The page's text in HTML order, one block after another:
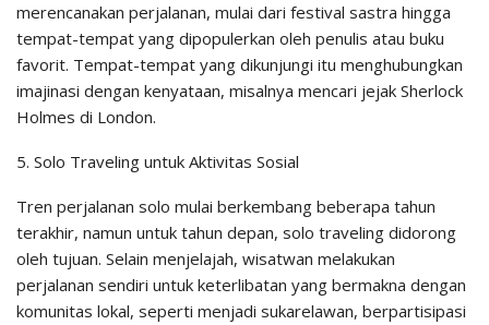
merencanakan perjalanan, mulai dari festival sastra hingga
tempat-tempat yang dipopulerkan oleh penulis atau buku
favorit. Tempat-tempat yang dikunjungi itu menghubungkan
imajinasi dengan kenyataan, misalnya mencari jejak Sherlock
Holmes di London.
5. Solo Traveling untuk Aktivitas Sosial
Tren perjalanan solo mulai berkembang beberapa tahun
terakhir, namun untuk tahun depan, solo traveling didorong
oleh tujuan. Selain menjelajah, wisatwan melakukan
perjalanan sendiri untuk keterlibatan yang bermakna dengan
komunitas lokal, seperti menjadi sukarelawan, berpartisipasi